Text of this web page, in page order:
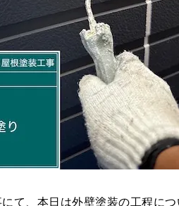
て、本日は外壁塗装の工程に